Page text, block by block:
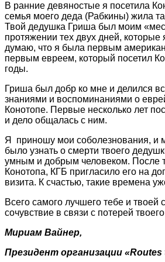
В ранние девяностые я посетила
семья моего деда (Рабкины) жила
Твой дедушка Гриша был моим
протяжении тех двух дней, которые
думаю, что я была первым
первым евреем, который посетил
годы.
Гриша был добр ко мне и делился
знаниями и воспоминаниями о
Конотопе. Первые несколько лет
и дело общалась с ним.
Я приношу мои соболезнования, и
было узнать о смерти твоего
умным и добрым человеком. После
Конотопа, КГБ пригласило его на
визита. К счастью, такие времена
Всего самого лучшего тебе и
сочувствие в связи с потерей
Мириам Вайнер,
Президент организации «Routes